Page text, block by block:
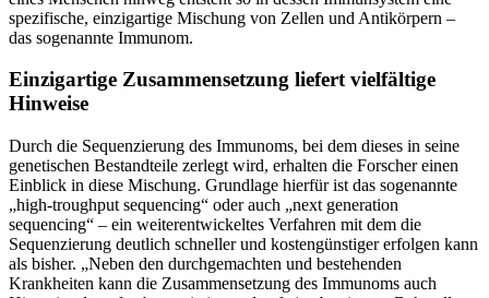
spezifische, einzigartige Mischung von Zellen und Antikörpern –
das sogenannte Immunom.
Einzigartige Zusammensetzung liefert vielfältige
Hinweise
Durch die Sequenzierung des Immunoms, bei dem dieses in seine
genetischen Bestandteile zerlegt wird, erhalten die Forscher einen
Einblick in diese Mischung. Grundlage hierfür ist das sogenannte
„high-troughput sequencing“ oder auch „next generation
sequencing“ – ein weiterentwickeltes Verfahren mit dem die
Sequenzierung deutlich schneller und kostengünstiger erfolgen kann
als bisher. „Neben den durchgemachten und bestehenden
Krankheiten kann die Zusammensetzung des Immunoms auch